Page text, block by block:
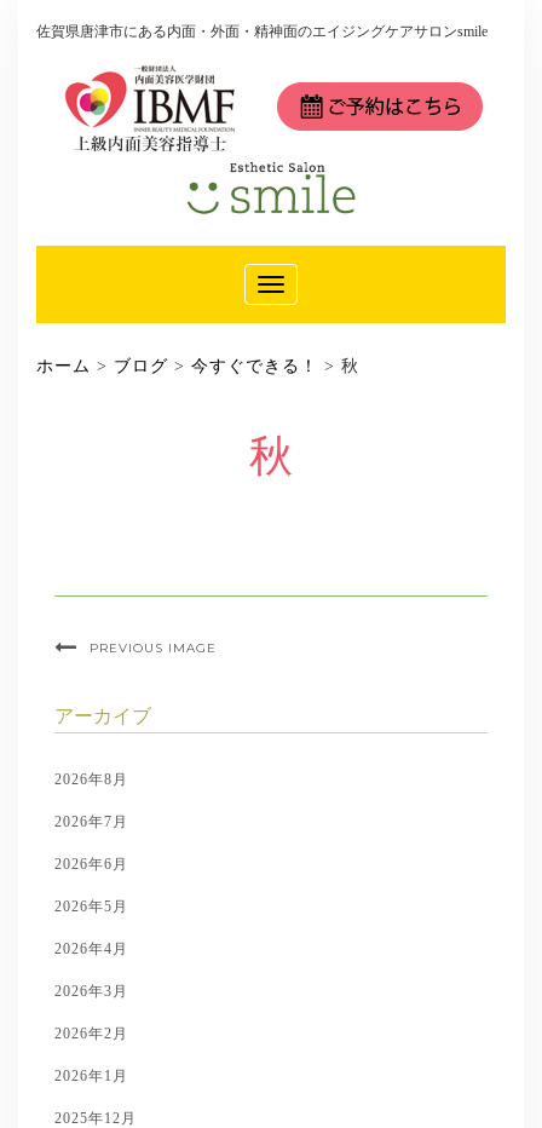
佐賀県唐津市にある内面・外面・精神面のエイジングケアサロンsmile
Toggle
Navigation
ホーム > ブログ > 今すぐできる！ > 秋
秋
PREVIOUS IMAGE
アーカイブ
2026年8月
2026年7月
2026年6月
2026年5月
2026年4月
2026年3月
2026年2月
2026年1月
2025年12月